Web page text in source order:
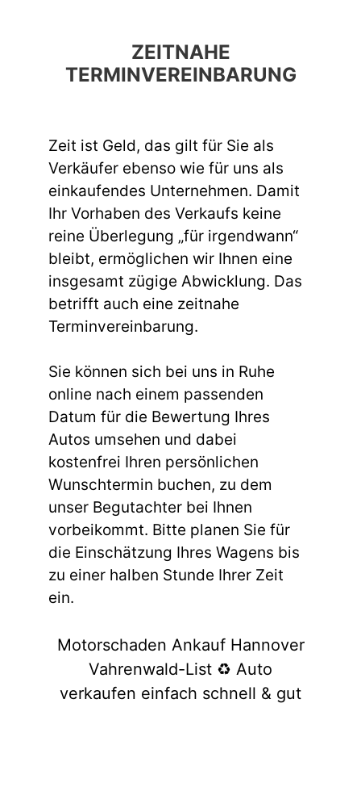
ZEITNAHE
TERMINVEREINBARUNG
Zeit ist Geld, das gilt für Sie als
Verkäufer ebenso wie für uns als
einkaufendes Unternehmen. Damit
Ihr Vorhaben des Verkaufs keine
reine Überlegung „für irgendwann“
bleibt, ermöglichen wir Ihnen eine
insgesamt zügige Abwicklung. Das
betrifft auch eine zeitnahe
Terminvereinbarung.
Sie können sich bei uns in Ruhe
online nach einem passenden
Datum für die Bewertung Ihres
Autos umsehen und dabei
kostenfrei Ihren persönlichen
Wunschtermin buchen, zu dem
unser Begutachter bei Ihnen
vorbeikommt. Bitte planen Sie für
die Einschätzung Ihres Wagens bis
zu einer halben Stunde Ihrer Zeit
ein.
Motorschaden Ankauf Hannover
Vahrenwald-List ♻️ Auto
verkaufen einfach schnell & gut